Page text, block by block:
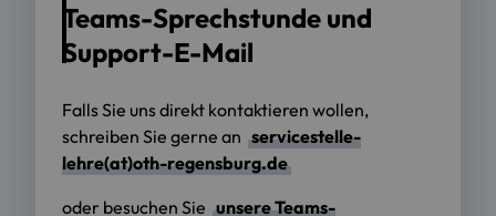
Teams-Sprechstunde und
Support-E-Mail
Falls Sie uns direkt kontaktieren wollen,
schreiben Sie gerne an servicestelle-
lehre(at)oth-regensburg.de
oder besuchen Sie unsere Teams-